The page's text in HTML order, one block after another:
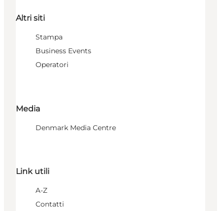
Altri siti
Stampa
Business Events
Operatori
Media
Denmark Media Centre
Link utili
A-Z
Contatti